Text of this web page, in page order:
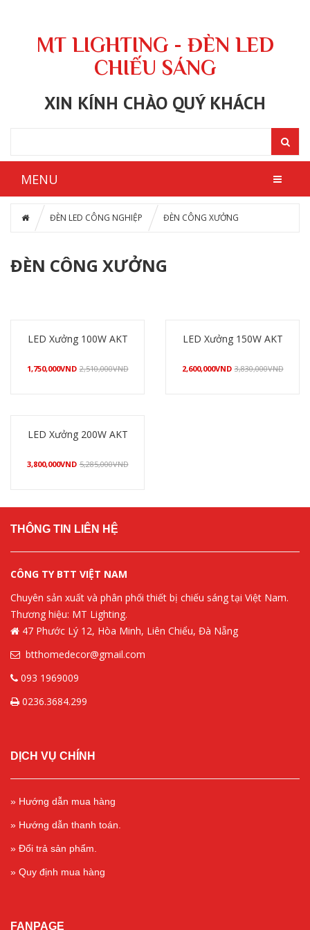
MT LIGHTING - ĐÈN LED
CHIẾU SÁNG
XIN KÍNH CHÀO QUÝ KHÁCH
MENU
ĐÈN LED CÔNG NGHIỆP ĐÈN CÔNG XƯỞNG
ĐÈN CÔNG XƯỞNG
LED Xưởng 100W AKT
1,750,000VND 2,510,000VND
LED Xưởng 150W AKT
2,600,000VND 3,830,000VND
LED Xưởng 200W AKT
3,800,000VND 5,285,000VND
THÔNG TIN LIÊN HỆ
CÔNG TY BTT VIỆT NAM
Chuyên sản xuất và phân phối thiết bị chiếu sáng tại Việt Nam.
Thương hiệu: MT Lighting.
47 Phước Lý 12, Hòa Minh, Liên Chiểu, Đà Nẵng
btthomedecor@gmail.com
093 1969009
0236.3684.299
DỊCH VỤ CHÍNH
» Hướng dẫn mua hàng
» Hướng dẫn thanh toán.
» Đổi trả sản phẩm.
» Quy định mua hàng
FANPAGE